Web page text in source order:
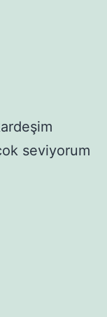
seviyorum